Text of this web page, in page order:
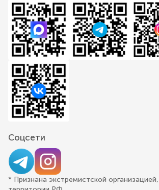
Соцсети
* Признана экстремистской